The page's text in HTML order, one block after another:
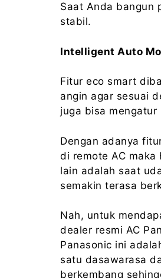
Saat Anda bangun
stabil.
Intelligent Auto
Fitur eco smart
angin agar sesuai
juga bisa mengatur
Dengan adanya
di remote AC maka
lain adalah saat
semakin terasa
Nah, untuk
dealer resmi AC
Panasonic ini
satu dasawarasa
berkembang